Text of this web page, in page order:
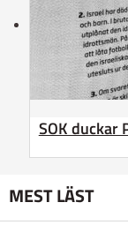
SOK duckar
MEST LÄST